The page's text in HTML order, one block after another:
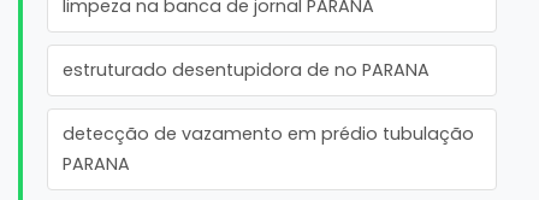
limpeza na banca de jornal PARANA
estruturado desentupidora de no PARANA
detecção de vazamento em prédio tubulação
PARANA